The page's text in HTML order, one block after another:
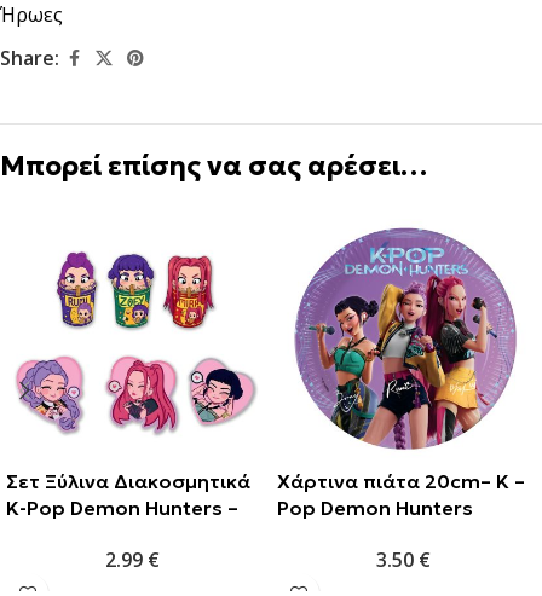
Ήρωες
Share:
Μπορεί επίσης να σας αρέσει…
Σετ Ξύλινα Διακοσμητικά
K-Pop Demon Hunters –
2.99 €
Χάρτινα πιάτα 20cm– K –
Pop Demon Hunters
3.50 €